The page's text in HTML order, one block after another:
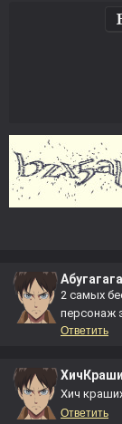
Абугагага
2 самых
персонаж
Ответить
Хич
Ответить